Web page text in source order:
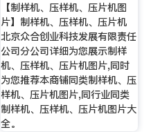
【制样机、压样机、压片机图
片】制样机、压样机、压片机
北京众合创业科技发展有限责任
公司分公司详细为您展示制样
机、压样机、压片机图片,同时
为您推荐本商铺同类制样机、压
样机、压片机图片,同行业同类
制样机、压样机、压片机图片大
全。